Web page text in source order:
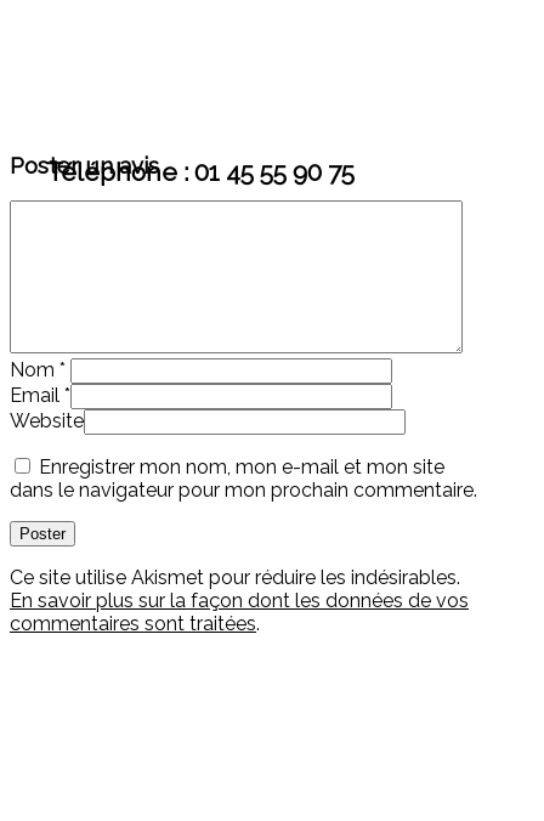
Téléphone : 01 45 55 90 75
Poster un avis
Nom *
Email *
Website
Enregistrer mon nom, mon e-mail et mon site
dans le navigateur pour mon prochain commentaire.
Ce site utilise Akismet pour réduire les indésirables.
En savoir plus sur la façon dont les données de vos
commentaires sont traitées.